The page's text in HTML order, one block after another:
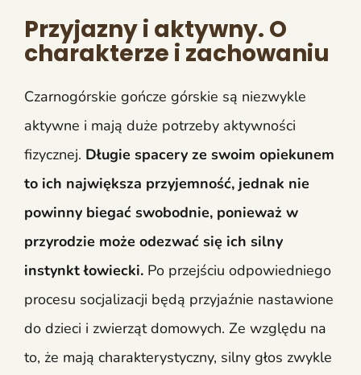
Przyjazny i aktywny. O
charakterze i zachowaniu
Czarnogórskie gończe górskie są niezwykle
aktywne i mają duże potrzeby aktywności
fizycznej. Długie spacery ze swoim opiekunem
to ich największa przyjemność, jednak nie
powinny biegać swobodnie, ponieważ w
przyrodzie może odezwać się ich silny
instynkt łowiecki. Po przejściu odpowiedniego
procesu socjalizacji będą przyjaźnie nastawione
do dzieci i zwierząt domowych. Ze względu na
to, że mają charakterystyczny, silny głos zwykle